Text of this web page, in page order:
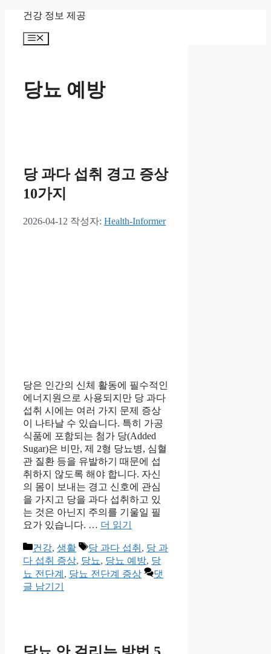
건강 정보 제공
메
당뇨 예방
당 과다 섭취 경고 증상
10가지
2026-04-12 작성자: Health-Informer
당은 인간의 신체 활동에 필수적인
에너지원으로 사용되지만 당 과다
섭취 시에는 여러 가지 문제 증상
이 나타날 수 있습니다. 특히 가공
식품에 포함되는 첨가 당(Added
Sugar)은 비만, 제 2형 당뇨병, 심혈
관 질환 등을 유발하기 때문에 섭
취하지 않도록 해야 합니다. 자신
의 몸이 보내는 경고 신호에 관심
을 가지고 당을 과다 섭취하고 있
는 것은 아닌지 주의를 기울일 필
요가 있습니다. … 더 읽기
카
테
고
리
건강, 생활
태
그
당 과다 섭취 , 당 과
다 섭취 증상, 당뇨, 당뇨 예방, 당
뇨 전단계 , 당뇨 전단계 증상
댓
글 남기기